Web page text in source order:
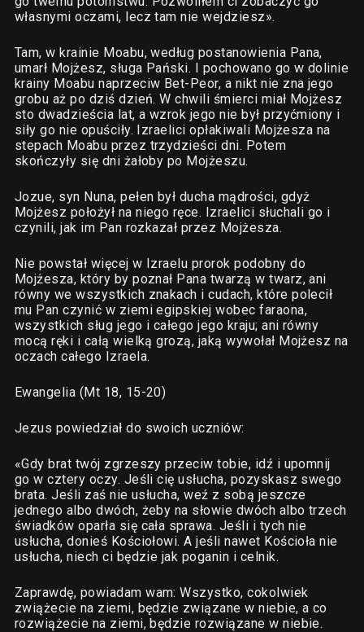
własnymi oczami, lecz tam nie wejdziesz».
Tam, w krainie Moabu, według postanowienia Pana,
umarł Mojżesz, sługa Pański. I pochowano go w dolinie
krainy Moabu naprzeciw Bet-Peor, a nikt nie zna jego
grobu aż po dziś dzień. W chwili śmierci miał Mojżesz
sto dwadzieścia lat, a wzrok jego nie był przyćmiony i
siły go nie opuściły. Izraelici opłakiwali Mojżesza na
stepach Moabu przez trzydzieści dni. Potem
skończyły się dni żałoby po Mojżeszu.
Jozue, syn Nuna, pełen był ducha mądrości, gdyż
Mojżesz położył na niego ręce. Izraelici słuchali go i
czynili, jak im Pan rozkazał przez Mojżesza.
Nie powstał więcej w Izraelu prorok podobny do
Mojżesza, który by poznał Pana twarzą w twarz, ani
równy we wszystkich znakach i cudach, które polecił
mu Pan czynić w ziemi egipskiej wobec faraona,
wszystkich sług jego i całego jego kraju; ani równy
mocą ręki i całą wielką grozą, jaką wywołał Mojżesz na
oczach całego Izraela.
Ewangelia (Mt 18, 15-20)
Jezus powiedział do swoich uczniów:
«Gdy brat twój zgrzeszy przeciw tobie, idź i upomnij
go w cztery oczy. Jeśli cię usłucha, pozyskasz swego
brata. Jeśli zaś nie usłucha, weź z sobą jeszcze
jednego albo dwóch, żeby na słowie dwóch albo trzech
świadków oparła się cała sprawa. Jeśli i tych nie
usłucha, donieś Kościołowi. A jeśli nawet Kościoła nie
usłucha, niech ci będzie jak poganin i celnik.
Zaprawdę, powiadam wam: Wszystko, cokolwiek
zwiążecie na ziemi, będzie związane w niebie, a co
rozwiążecie na ziemi, będzie rozwiązane w niebie.